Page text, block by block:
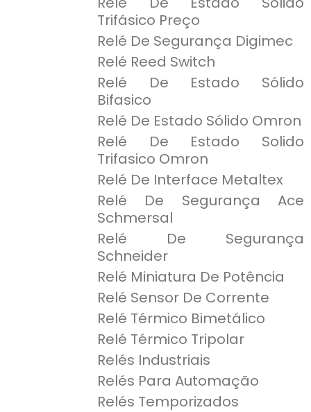
Trifásico Preço
Relé De Segurança Digimec
Relé Reed Switch
Relé De Estado Sólido
Bifasico
Relé De Estado Sólido Omron
Relé De Estado Solido
Trifasico Omron
Relé De Interface Metaltex
Relé De Segurança Ace
Schmersal
Relé De Segurança
Schneider
Relé Miniatura De Potência
Relé Sensor De Corrente
Relé Térmico Bimetálico
Relé Térmico Tripolar
Relés Industriais
Relés Para Automação
Relés Temporizados